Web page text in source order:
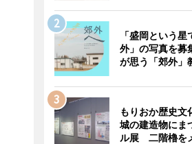
「盛岡という
外」の写真を
が思う「郊外」
もりおか歴史文
城の建造物にま
ル展 二階櫓を